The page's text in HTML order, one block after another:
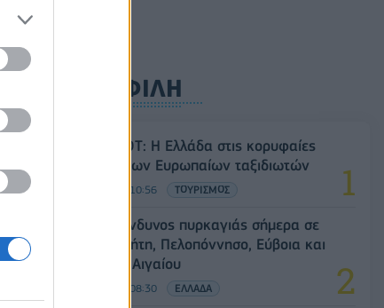
ΔΗΜΟΦΙΛΗ
Έρευνα ΕΟΤ: Η Ελλάδα στις κορυφαίες
επιλογές των Ευρωπαίων ταξιδιωτών
07/08/2026 - 10:56 ΤΟΥΡΙΣΜΟΣ
Υψηλός κίνδυνος πυρκαγιάς σήμερα σε
Αττική, Κρήτη, Πελοπόννησο, Εύβοια και
νησιά του Αιγαίου
07/08/2026 - 08:30 ΕΛΛΑΔΑ